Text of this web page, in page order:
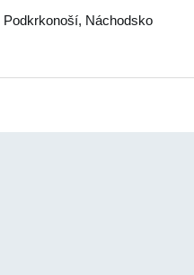
Podkrkonoší, Náchodsko